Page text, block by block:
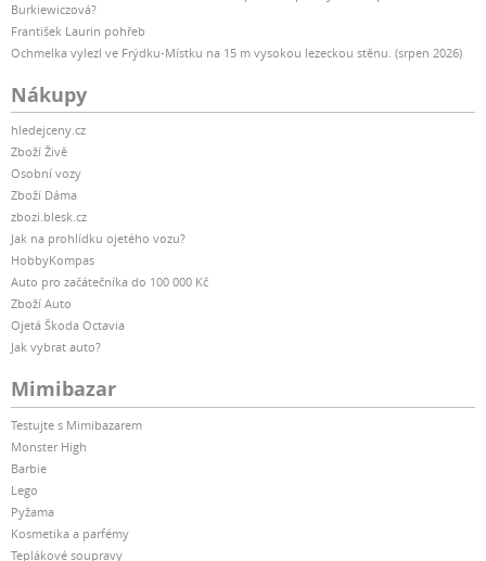
Burkiewiczová?
František Laurin pohřeb
Ochmelka vylezl ve Frýdku-Místku na 15 m vysokou lezeckou stěnu. (srpen 2026)
Nákupy
hledejceny.cz
Zboží Živě
Osobní vozy
Zboží Dáma
zbozi.blesk.cz
Jak na prohlídku ojetého vozu?
HobbyKompas
Auto pro začátečníka do 100 000 Kč
Zboží Auto
Ojetá Škoda Octavia
Jak vybrat auto?
Mimibazar
Testujte s Mimibazarem
Monster High
Barbie
Lego
Pyžama
Kosmetika a parfémy
Teplákové soupravy